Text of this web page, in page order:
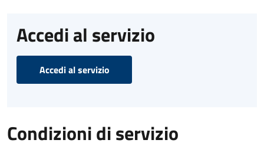
Accedi al servizio
Accedi al servizio
Condizioni di servizio